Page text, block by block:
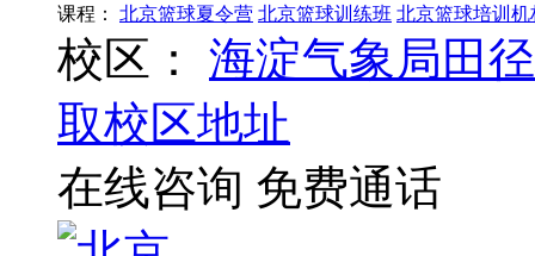
课程： 北京篮球夏令营 北京篮球训练班 北京篮球培训机
校区：
海淀气象局田
取校区地址
在线咨询 免费通话